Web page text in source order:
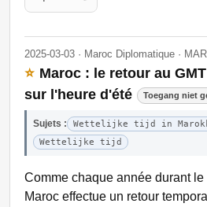
2025-03-03 · Maroc Diplomatique ·
⭐ Maroc : le retour au
sur l'heure d'été
Toegang niet
Sujets :
Wettelijke tijd in
Wettelijke tijd
Comme chaque année durant
Maroc effectue un retour